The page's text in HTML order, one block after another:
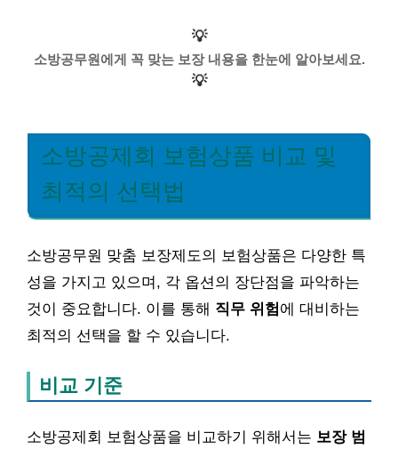
💡
소방공무원에게 꼭 맞는 보장 내용을 한눈에 알아보세요.
💡
소방공제회 보험상품 비교 및
최적의 선택법
소방공무원 맞춤 보장제도의 보험상품은 다양한 특
성을 가지고 있으며, 각 옵션의 장단점을 파악하는
것이 중요합니다. 이를 통해 직무 위험에 대비하는
최적의 선택을 할 수 있습니다.
비교 기준
소방공제회 보험상품을 비교하기 위해서는 보장 범